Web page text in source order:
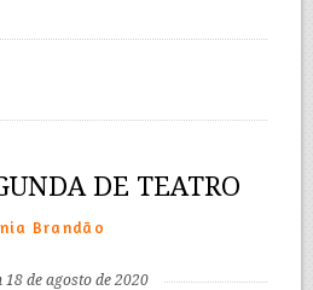
DE TEATRO
Brandão
18 de agosto de 2020